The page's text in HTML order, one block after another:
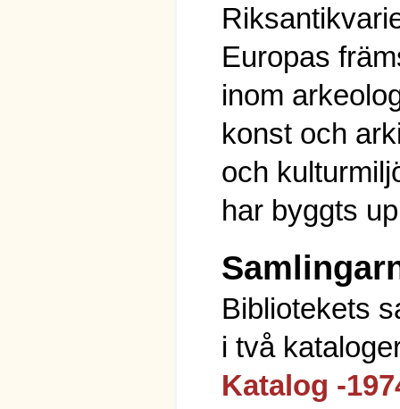
Europas
inom
konst och
och
har byggts
Bibliotekets
i två
Katalog -